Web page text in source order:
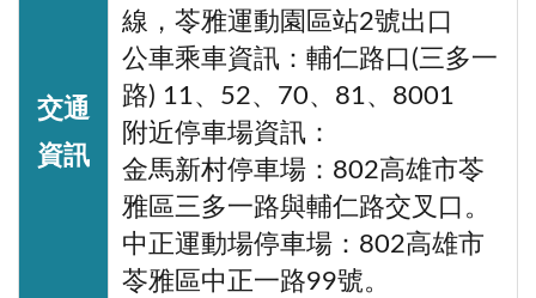
交通
資訊
線，苓雅運動園區站2號出口
公車乘車資訊：輔仁路口(三多一
路) 11、52、70、81、8001
附近停車場資訊：
金馬新村停車場：802高雄市苓
雅區三多一路與輔仁路交叉口。
中正運動場停車場：802高雄市
苓雅區中正一路99號。